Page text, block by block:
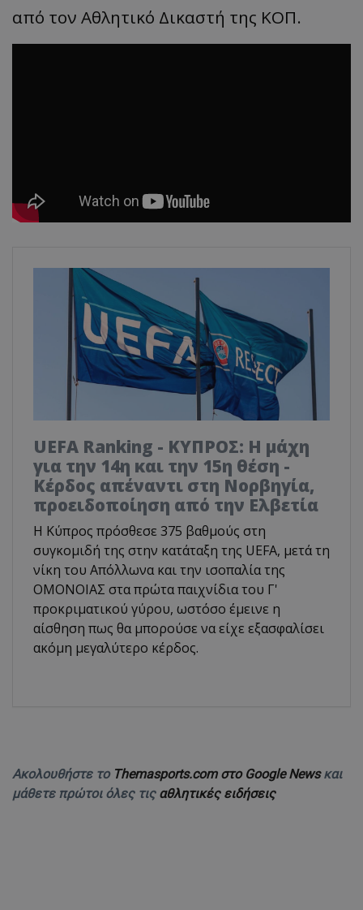
από τον Αθλητικό Δικαστή της ΚΟΠ.
UEFA Ranking - ΚΥΠΡΟΣ: Η μάχη
για την 14η και την 15η θέση -
Κέρδος απέναντι στη Νορβηγία,
προειδοποίηση από την Ελβετία
Η Κύπρος πρόσθεσε 375 βαθμούς στη
συγκομιδή της στην κατάταξη της UEFA, μετά τη
νίκη του Απόλλωνα και την ισοπαλία της
ΟΜΟΝΟΙΑΣ στα πρώτα παιχνίδια του Γ'
προκριματικού γύρου, ωστόσο έμεινε η
αίσθηση πως θα μπορούσε να είχε εξασφαλίσει
ακόμη μεγαλύτερο κέρδος.
Ακολουθήστε το Themasports.com στο Google Newsκαι
μάθετε πρώτοι όλες τις αθλητικές ειδήσεις